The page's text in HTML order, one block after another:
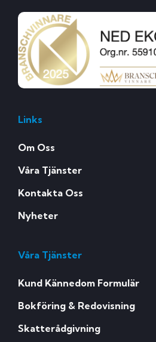
Links
Om Oss
Våra Tjänster
Kontakta Oss
Nyheter
Våra Tjänster
Kund Kännedom Formulär
Bokföring & Redovisning
Skatterådgivning